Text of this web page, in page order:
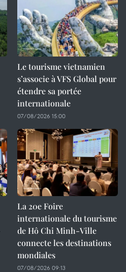
Le tourisme vietnamien
s’associe à VFS Global pour
étendre sa portée
internationale
07/08/2026 15:00
La 20e Foire
internationale du tourisme
de Hô Chi Minh-Ville
connecte les destinations
mondiales
07/08/2026 09:13